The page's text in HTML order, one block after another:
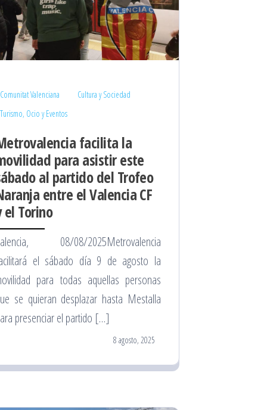
Comunitat Valenciana
Cultura y Sociedad
Turismo, Ocio y Eventos
facilita la
para asistir este
al partido del Trofeo
entre el Valencia CF
el Torino
08/08/2025Metrovalencia
el sábado día 9 de agosto la
para todas aquellas personas
se quieran desplazar hasta Mestalla
presenciar el partido […]
8 agosto, 2025